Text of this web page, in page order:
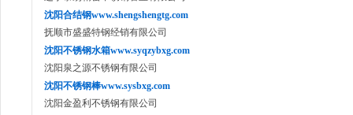
沈阳合结钢www.shengshengtg.com
抚顺市盛盛特钢经销有限公司
沈阳不锈钢水箱www.syqzybxg.com
沈阳泉之源不锈钢有限公司
沈阳不锈钢棒www.sysbxg.com
沈阳金盈利不锈钢有限公司